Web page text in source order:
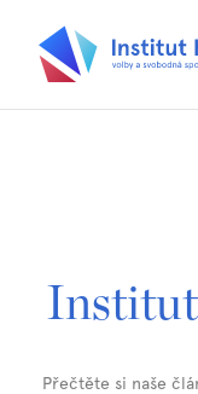
Institut
Přečtěte si naše